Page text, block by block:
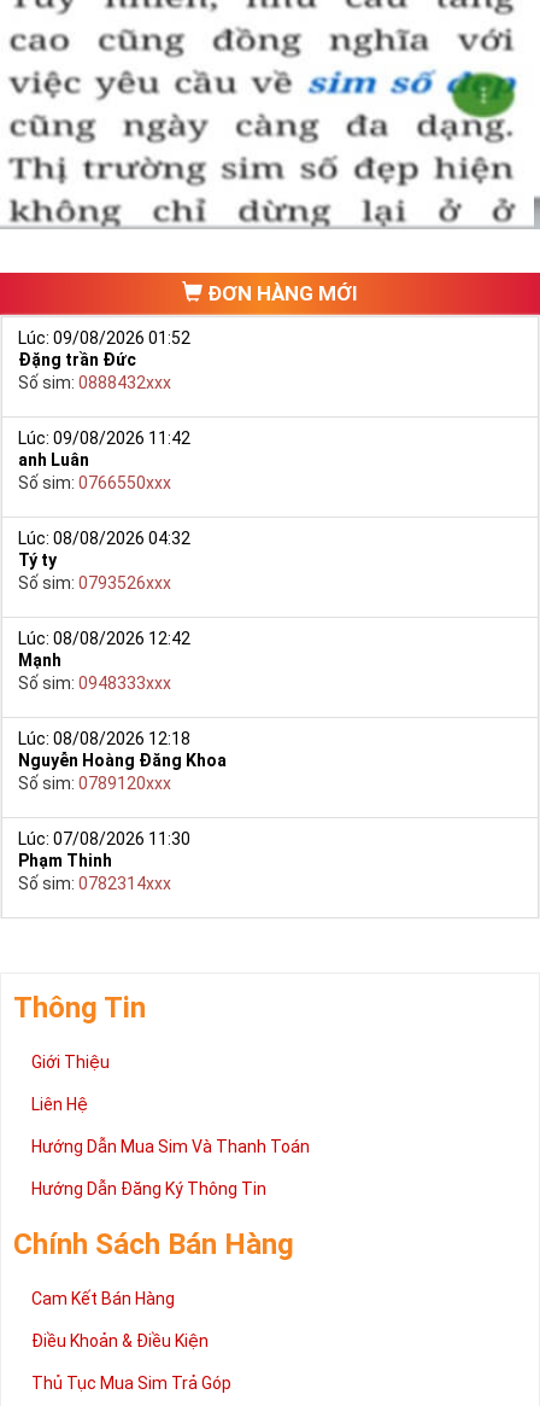
ĐƠN HÀNG MỚI
Lúc: 09/08/2026 01:52
Đặng trần Đức
Số sim: 0888432xxx
Lúc: 09/08/2026 11:42
anh Luân
Số sim: 0766550xxx
Lúc: 08/08/2026 04:32
Tý ty
Số sim: 0793526xxx
Lúc: 08/08/2026 12:42
Mạnh
Số sim: 0948333xxx
Lúc: 08/08/2026 12:18
Nguyễn Hoàng Đăng Khoa
Số sim: 0789120xxx
Lúc: 07/08/2026 11:30
Phạm Thinh
Số sim: 0782314xxx
Thông Tin
Giới Thiệu
Liên Hệ
Hướng Dẫn Mua Sim Và Thanh Toán
Hướng Dẫn Đăng Ký Thông Tin
Chính Sách Bán Hàng
Cam Kết Bán Hàng
Điều Khoản & Điều Kiện
Thủ Tục Mua Sim Trả Góp